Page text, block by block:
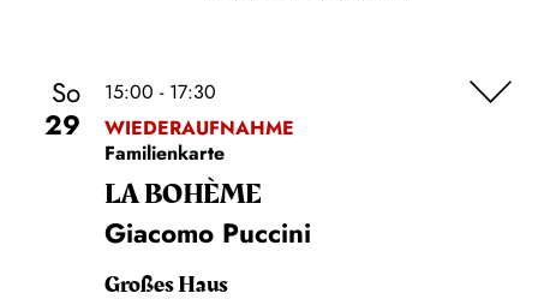
So
29
15:00 - 17:30
WIEDERAUFNAHME
Familienkarte
LA BOHÈME
Giacomo Puccini
Großes Haus